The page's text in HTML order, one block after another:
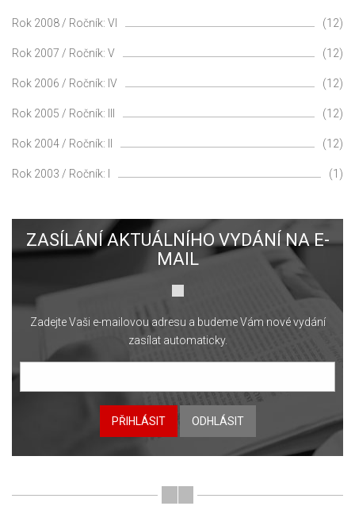
Rok 2008 / Ročník: VI (12)
Rok 2007 / Ročník: V (12)
Rok 2006 / Ročník: IV (12)
Rok 2005 / Ročník: III (12)
Rok 2004 / Ročník: II (12)
Rok 2003 / Ročník: I (1)
ZASÍLÁNÍ AKTUÁLNÍHO VYDÁNÍ NA E-
MAIL
Zadejte Vaši e-mailovou adresu a budeme Vám nové vydání
zasílat automaticky.
PŘIHLÁSIT ODHLÁSIT